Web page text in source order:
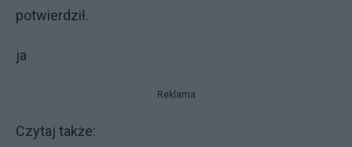
potwierdził.
ja
Reklama
Czytaj także: